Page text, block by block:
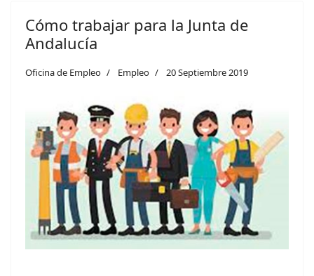
Cómo trabajar para la Junta de
Andalucía
Oficina de Empleo Empleo 20 Septiembre 2019